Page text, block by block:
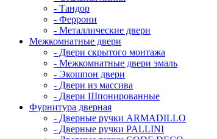
- Тандор
- Феррони
- Металлические двери
Межкомнатные двери
- Двери скрытого монтажа
- Межкомнатные двери эмаль
- Экошпон двери
- Двери из массива
- Двери Шпонированные
Фурнитура дверная
- Дверные ручки ARMADILLO
- Дверные ручки PALLINI